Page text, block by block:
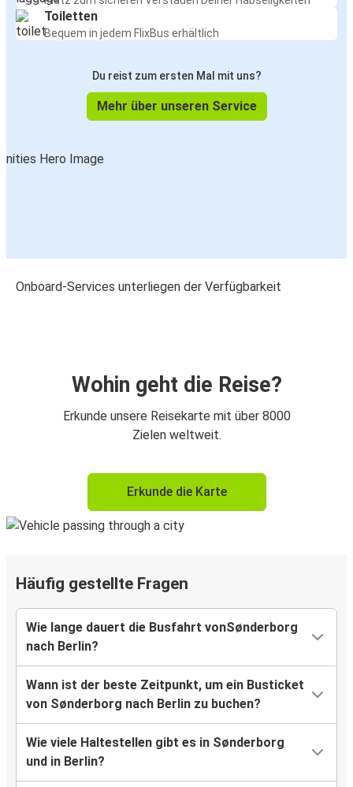
Toiletten
Bequem in jedem FlixBus erhältlich
Du reist zum ersten Mal mit uns?
Mehr über unseren Service
Onboard-Services unterliegen der Verfügbarkeit
Wohin geht die Reise?
Erkunde unsere Reisekarte mit über 8000
Zielen weltweit.
Erkunde die Karte
Häufig gestellte Fragen
Wie lange dauert die Busfahrt vonSønderborg
nach Berlin?
Wann ist der beste Zeitpunkt, um ein Busticket
von Sønderborg nach Berlin zu buchen?
Wie viele Haltestellen gibt es in Sønderborg
und in Berlin?